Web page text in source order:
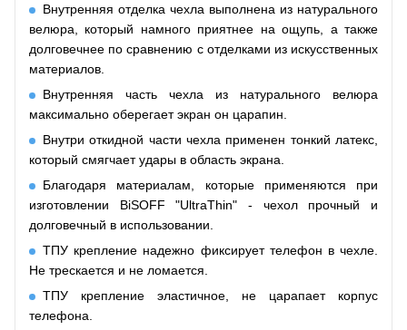
Внутренняя отделка чехла выполнена из натурального
велюра, который намного приятнее на ощупь, а также
долговечнее по сравнению с отделками из искусственных
материалов.
Внутренняя часть чехла из натурального велюра
максимально оберегает экран он царапин.
Внутри откидной части чехла применен тонкий латекс,
который смягчает удары в область экрана.
Благодаря материалам, которые применяются при
изготовлении BiSOFF "UltraThin" - чехол прочный и
долговечный в использовании.
ТПУ крепление надежно фиксирует телефон в чехле.
Не трескается и не ломается.
ТПУ крепление эластичное, не царапает корпус
телефона.